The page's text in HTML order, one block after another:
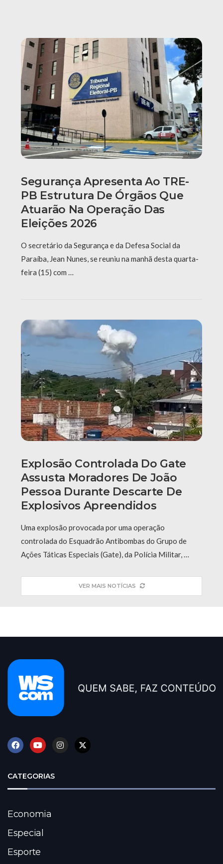
Segurança Apresenta Ao TRE-
PB Estrutura De Órgãos Que
Atuarão Na Operação Das
Eleições 2026
O secretário da Segurança e da Defesa Social da
Paraíba, Jean Nunes, se reuniu na manhã desta quarta-
feira (15) com …
Explosão Controlada Do Gate
Assusta Moradores De João
Pessoa Durante Descarte De
Explosivos Apreendidos
Uma explosão provocada por uma operação
controlada do Esquadrão Antibombas do Grupo de
Ações Táticas Especiais (Gate), da Polícia Militar, …
VER MAIS NOTÍCIAS
CATEGORIAS
Economia
Especial
Esporte